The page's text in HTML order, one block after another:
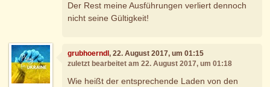
Der Rest meine Ausführungen verliert dennoch
nicht seine Gültigkeit!
grubhoerndl, 22. August 2017, um 01:15
zuletzt bearbeitet am 22. August 2017, um 01:18
Wie heißt der entsprechende Laden von den